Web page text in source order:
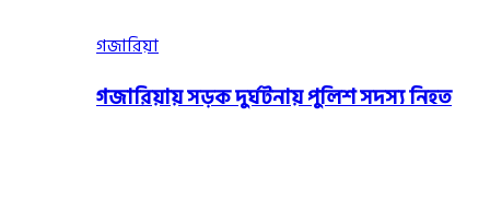
গজারিয়া
গজারিয়ায় সড়ক দুর্ঘটনায় পুলিশ সদস্য নিহত